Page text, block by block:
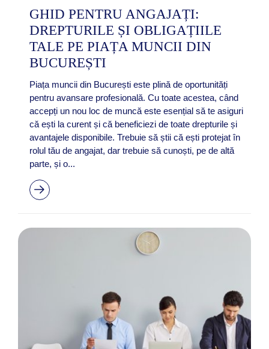
GHID PENTRU ANGAJAȚI:
DREPTURILE ȘI OBLIGAȚIILE
TALE PE PIAȚA MUNCII DIN
BUCUREȘTI
Piața muncii din București este plină de oportunități
pentru avansare profesională. Cu toate acestea, când
accepți un nou loc de muncă este esențial să te asiguri
că ești la curent și că beneficiezi de toate drepturile și
avantajele disponibile. Trebuie să știi că ești protejat în
rolul tău de angajat, dar trebuie să cunoști, pe de altă
parte, și o...